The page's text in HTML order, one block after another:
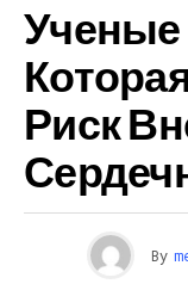
Ученые
Риск
By